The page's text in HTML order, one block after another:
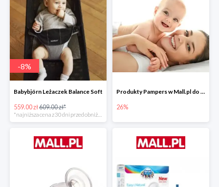
-8%
Babybjörn Leżaczek Balance Soft
559.00 zł609.00 zł*
Produkty Pampers w Mall.pl do -26%
26%